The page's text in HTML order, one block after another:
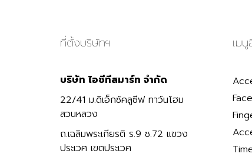
ที่ตั้งบริษัทฯ
บริษัท ไอซีทีสมาร์ท จำกัด
22/41 ม.ดิเอ็กซ์คลูซีฟ ทาว์นโฮม
สวนหลวง
ถ.เฉลิมพระเกียรติ ร.9 ซ.72 แขวง
ประเวศ เขตประเวศ
เม